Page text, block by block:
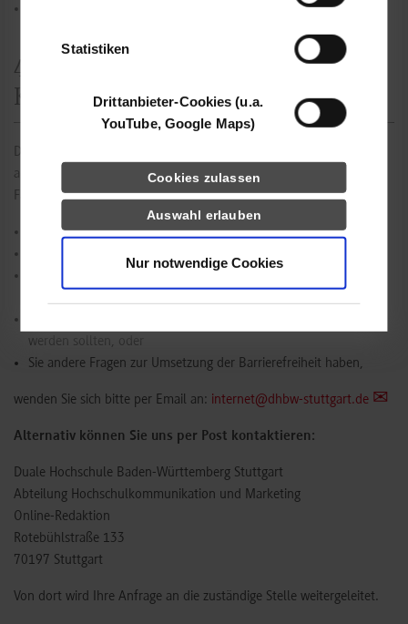
Statistiken
Drittanbieter-Cookies (u.a.
YouTube, Google Maps)
Cookies zulassen
Auswahl erlauben
Nur notwendige Cookies
4. Rückmeldung und
Kontaktangabe
Die DHBW Stuttgart arbeitet daran, die bestehenden Barrieren
abzuschaffen.
Falls
Sie bei der Verwendung der Webseite auf Barrieren stoßen,
werden sollten, oder
Sie andere Fragen zur Umsetzung der Barrierefreiheit haben,
wenden Sie sich bitte per Email an: internet@dhbw-stuttgart.de
Alternativ können Sie uns per Post kontaktieren:
Duale Hochschule Baden-Württemberg Stuttgart
Abteilung Hochschulkommunikation und Marketing
Online-Redaktion
Rotebühlstraße 133
70197 Stuttgart
Von dort wird Ihre Anfrage an die zuständige Stelle weitergeleitet.